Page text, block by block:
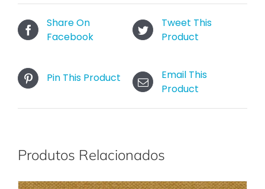
Share On
Facebook
Tweet This
Product
Pin This Product
Email This
Product
Produtos Relacionados